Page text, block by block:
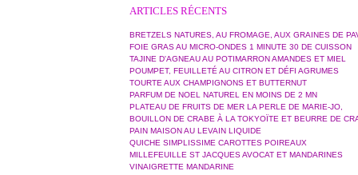
ARTICLES RÉCENTS
BRETZELS NATURES, AU FROMAGE, AUX GRAINES DE
FOIE GRAS AU MICRO-ONDES 1 MINUTE 30 DE CUISSON
TAJINE D'AGNEAU AU POTIMARRON AMANDES ET MIEL
POUMPET, FEUILLETÉ AU CITRON ET DÉFI AGRUMES
TOURTE AUX CHAMPIGNONS ET BUTTERNUT
PARFUM DE NOEL NATUREL EN MOINS DE 2 MN
PLATEAU DE FRUITS DE MER LA PERLE DE MARIE-JO,
BOUILLON DE CRABE À LA TOKYOÏTE ET BEURRE DE
PAIN MAISON AU LEVAIN LIQUIDE
QUICHE SIMPLISSIME CAROTTES POIREAUX
MILLEFEUILLE ST JACQUES AVOCAT ET MANDARINES
VINAIGRETTE MANDARINE